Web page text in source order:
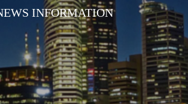
INFORMATION